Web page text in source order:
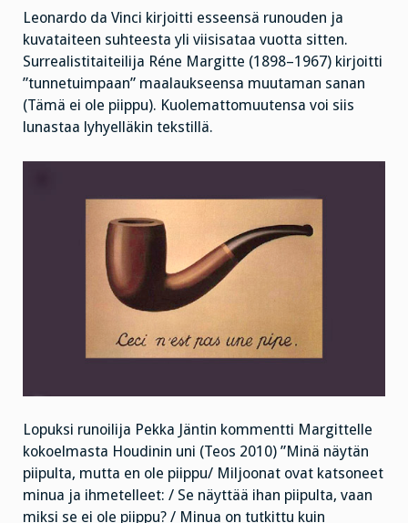
Leonardo da Vinci kirjoitti esseensä runouden ja
kuvataiteen suhteesta yli viisisataa vuotta sitten.
Surrealistitaiteilija Réne Margitte (1898–1967) kirjoitti
”tunnetuimpaan” maalaukseensa muutaman sanan
(Tämä ei ole piippu). Kuolemattomuutensa voi siis
lunastaa lyhyelläkin tekstillä.
Lopuksi runoilija Pekka Jäntin kommentti Margittelle
kokoelmasta Houdinin uni (Teos 2010) ”Minä näytän
piipulta, mutta en ole piippu/ Miljoonat ovat katsoneet
minua ja ihmetelleet: / Se näyttää ihan piipulta, vaan
miksi se ei ole piippu? / Minua on tutkittu kuin